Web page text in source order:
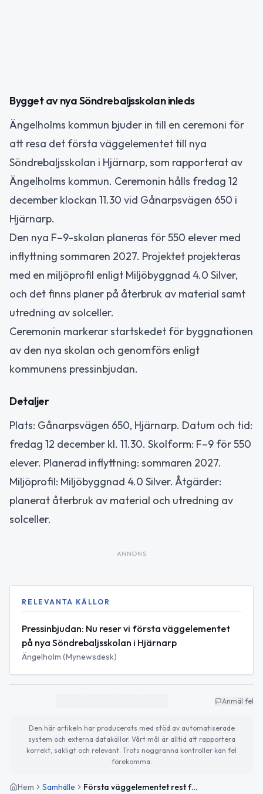
Bygget av nya Söndrebaljsskolan inleds
Ängelholms kommun bjuder in till en ceremoni för
att resa det första väggelementet till nya
Söndrebaljsskolan i Hjärnarp, som rapporterat av
Ängelholms kommun. Ceremonin hålls fredag 12
december klockan 11.30 vid Gånarpsvägen 650 i
Hjärnarp.
Den nya F–9-skolan planeras för 550 elever med
inflyttning sommaren 2027. Projektet projekteras
med en miljöprofil enligt Miljöbyggnad 4.0 Silver,
och det finns planer på återbruk av material samt
utredning av solceller.
Ceremonin markerar startskedet för byggnationen
av den nya skolan och genomförs enligt
kommunens pressinbjudan.
Detaljer
Plats: Gånarpsvägen 650, Hjärnarp. Datum och tid:
fredag 12 december kl. 11.30. Skolform: F–9 för 550
elever. Planerad inflyttning: sommaren 2027.
Miljöprofil: Miljöbyggnad 4.0 Silver. Åtgärder:
planerat återbruk av material och utredning av
solceller.
ANNONS
RELEVANTA KÄLLOR
Pressinbjudan: Nu reser vi första väggelementet
på nya Söndrebaljsskolan i Hjärnarp
Ängelholm (Mynewsdesk)
Anmäl fel
Den här artikeln har producerats med stöd av automatiserade
system och externa datakällor. Vårt mål är alltid att rapportera
korrekt, sakligt och relevant. Trots noggranna kontroller kan fel
förekomma.
Hem Samhälle Första väggelementet rest för nya Söndrebaljsskolan i Hjärnarp